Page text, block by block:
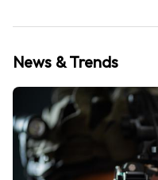
News & Trends